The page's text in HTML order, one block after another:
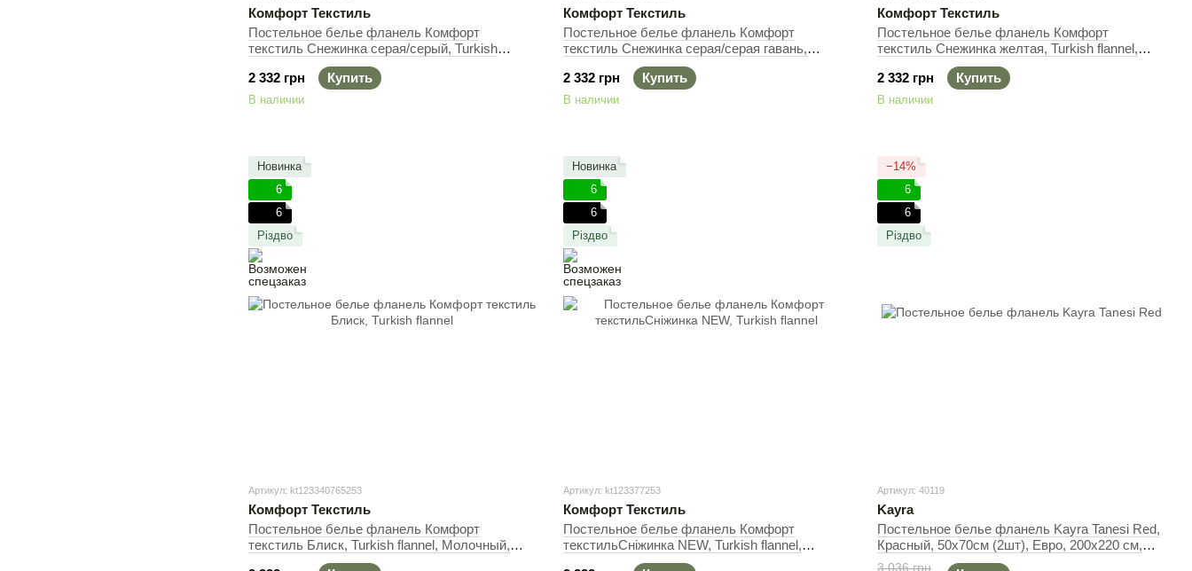
Комфорт Текстиль
Постельное белье фланель Комфорт
текстиль Снежинка серая/серый, Turkish
flannel, 50х70см (2шт), 145х215 см, 145х220 см
2 332 грн
Купить
В наличии
Комфорт Текстиль
Постельное белье фланель Комфорт
текстиль Снежинка серая/серая гавань,
Turkish flannel, 50х70см (2шт), Полуторный,
145х215 см, 145х220 см
2 332 грн Купить
В наличии
Комфорт Текстиль
Постельное белье фланель Комфорт
текстиль Снежинка желтая, Turkish flannel,
50х70см (2шт), 145х215 см, 145х220 см
2 332 грн
Купить
В наличии
Новинка
6
6
Різдво
Артикул: kt123340765253
Комфорт Текстиль
Постельное белье фланель Комфорт
текстиль Блиск, Turkish flannel, Молочный,
50х70см (2шт), Полуторный, 145х215 см,
Новинка
6
6
Різдво
Артикул: kt123377253
Комфорт Текстиль
Постельное белье фланель Комфорт
текстильСніжинка NEW, Turkish flannel,
Молочный, 50х70см (2шт), Полуторный,
−14%
6
6
Різдво
Артикул: 40119
Kayra
Постельное белье фланель Kayra Tanesi Red,
Красный, 50х70см (2шт), Евро, 200х220 см,
240х260 см
3 036 грн